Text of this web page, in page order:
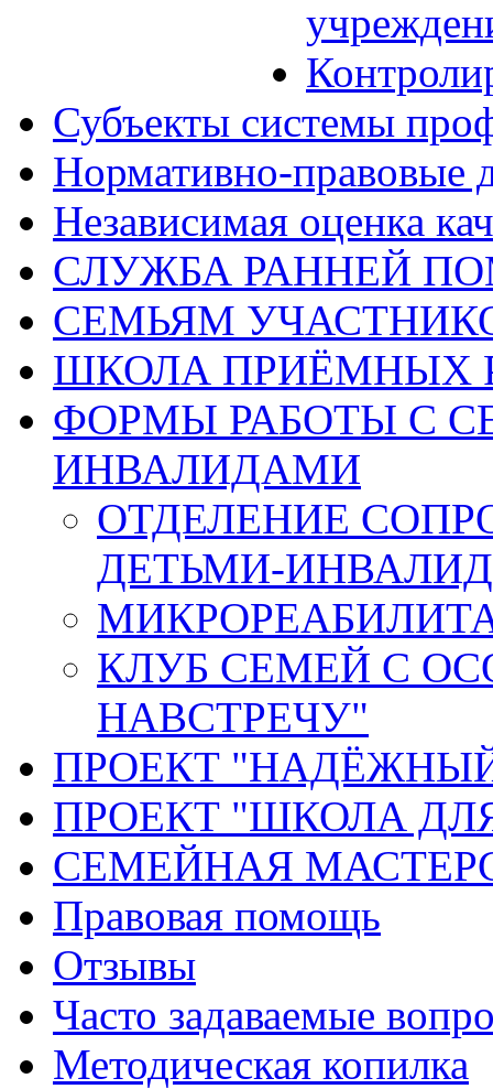
Субъекты системы
Нормативно-правовые
Независимая оценка
СЛУЖБА РАННЕЙ
СЕМЬЯМ
ШКОЛА ПРИЁМНЫХ
ФОРМЫ РАБОТЫ С
ИНВАЛИДАМИ
ОТДЕЛЕНИЕ
ДЕТЬМИ-
КЛУБ СЕМЕЙ С
НАВСТРЕЧУ"
ПРОЕКТ
ПРОЕКТ "ШКОЛА
СЕМЕЙНАЯ
Правовая помощь
Отзывы
Часто задаваемые
Методическая копилка